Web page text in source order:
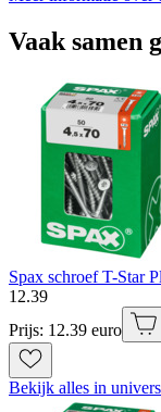
Vaak samen
Spax schroef T-Star
12.39
Prijs: 12.39 euro
Bekijk alles in